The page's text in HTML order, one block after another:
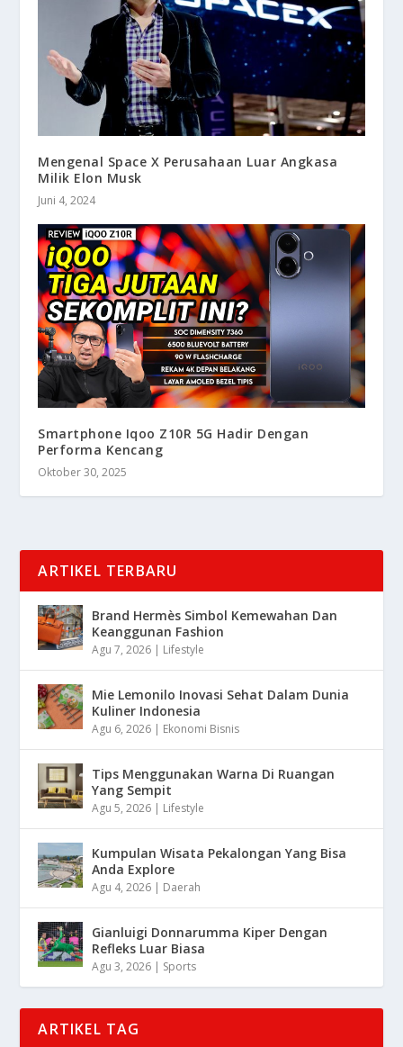
Mengenal Space X Perusahaan Luar Angkasa
Milik Elon Musk
Juni 4, 2024
Smartphone Iqoo Z10R 5G Hadir Dengan
Performa Kencang
Oktober 30, 2025
ARTIKEL TERBARU
Brand Hermès Simbol Kemewahan Dan
Keanggunan Fashion
Agu 7, 2026 | Lifestyle
Mie Lemonilo Inovasi Sehat Dalam Dunia
Kuliner Indonesia
Agu 6, 2026 | Ekonomi Bisnis
Tips Menggunakan Warna Di Ruangan
Yang Sempit
Agu 5, 2026 | Lifestyle
Kumpulan Wisata Pekalongan Yang Bisa
Anda Explore
Agu 4, 2026 | Daerah
Gianluigi Donnarumma Kiper Dengan
Refleks Luar Biasa
Agu 3, 2026 | Sports
ARTIKEL TAG